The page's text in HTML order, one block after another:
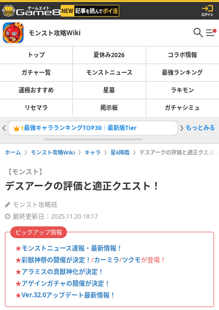
モンスト攻略Wiki
トップ 夏休み2026 コラボ情報
ガチャ一覧 モンストニュース 最強ランキング
運極おすすめ 星墓 ラキモン
リセマラ 掲示板 ガチャシミュ
1最強キャラランキングTOP30｜最新版Tier 2
もっとみる
ホーム モンスト攻略Wiki キャラ 星6降臨 デスアークの評価と適正クエス
【モンスト】
デスアークの評価と適正クエスト！
モンスト攻略班
最終更新日：2025.11.20 18:17
★モンストニュース速報・最新情報！
★彩獣神祭の開催が決定！ /カーミラ/ツクモが登場！
★アラミスの真獣神化が決定！
★アゲインガチャの開催が決定！
★Ver.32.0アップデート最新情報！
ピックアップ情報